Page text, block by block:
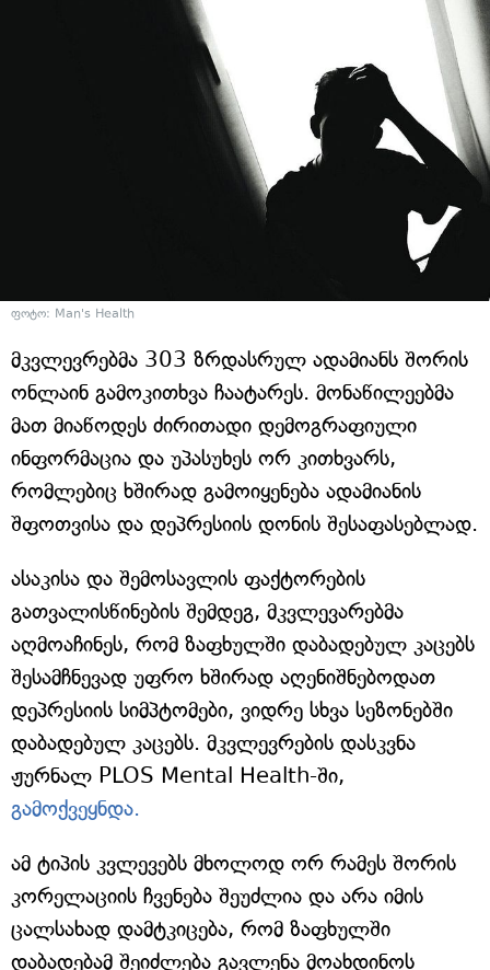
ფოტო: Man's Health
მკვლევრებმა 303 ზრდასრულ ადამიანს შორის
ონლაინ გამოკითხვა ჩაატარეს. მონაწილეებმა
მათ მიაწოდეს ძირითადი დემოგრაფიული
ინფორმაცია და უპასუხეს ორ კითხვარს,
რომლებიც ხშირად გამოიყენება ადამიანის
შფოთვისა და დეპრესიის დონის შესაფასებლად.
ასაკისა და შემოსავლის ფაქტორების
გათვალისწინების შემდეგ, მკვლევარებმა
აღმოაჩინეს, რომ ზაფხულში დაბადებულ კაცებს
შესამჩნევად უფრო ხშირად აღენიშნებოდათ
დეპრესიის სიმპტომები, ვიდრე სხვა სეზონებში
დაბადებულ კაცებს. მკვლევრების დასკვნა
ჟურნალ PLOS Mental Health-ში,
გამოქვეყნდა.
ამ ტიპის კვლევებს მხოლოდ ორ რამეს შორის
კორელაციის ჩვენება შეუძლია და არა იმის
ცალსახად დამტკიცება, რომ ზაფხულში
დაბადებამ შეიძლება გავლენა მოახდინოს